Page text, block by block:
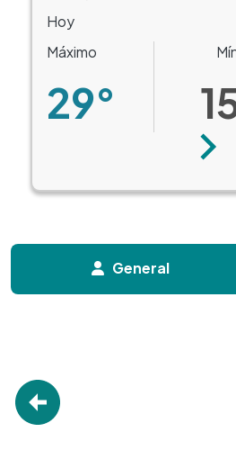
Hoy
Máximo
29°
General